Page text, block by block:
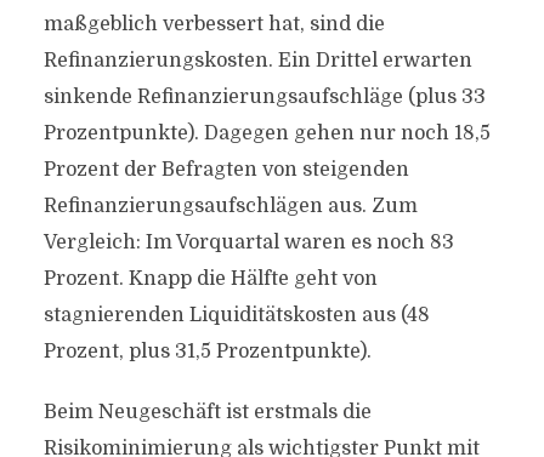
maßgeblich verbessert hat, sind die
Refinanzierungskosten. Ein Drittel erwarten
sinkende Refinanzierungsaufschläge (plus 33
Prozentpunkte). Dagegen gehen nur noch 18,5
Prozent der Befragten von steigenden
Refinanzierungsaufschlägen aus. Zum
Vergleich: Im Vorquartal waren es noch 83
Prozent. Knapp die Hälfte geht von
stagnierenden Liquiditätskosten aus (48
Prozent, plus 31,5 Prozentpunkte).
Beim Neugeschäft ist erstmals die
Risikominimierung als wichtigster Punkt mit